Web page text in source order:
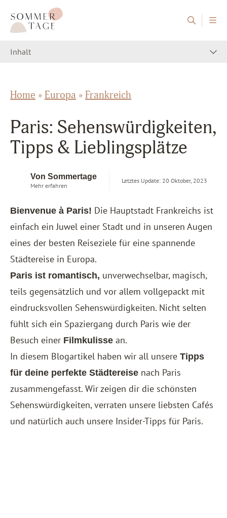
Zum Inhalt springen
Sommertage - Der Reiseblog aus Österreich
Inhalt
Home » Europa » Frankreich
Paris: Sehenswürdigkeiten,
Tipps & Lieblingsplätze
Von Sommertage
Mehr erfahren
Letztes Update: 20 Oktober, 2023
Bienvenue à Paris! Die Hauptstadt Frankreichs ist
einfach ein Juwel einer Stadt und in unseren Augen
eines der besten Reiseziele für eine spannende
Städtereise in Europa.
Paris ist romantisch, unverwechselbar, magisch,
teils gegensätzlich und vor allem vollgepackt mit
eindrucksvollen Sehenswürdigkeiten. Nicht selten
fühlt sich ein Spaziergang durch Paris wie der
Besuch einer Filmkulisse an.
In diesem Blogartikel haben wir all unsere Tipps
für deine perfekte Städtereise nach Paris
zusammengefasst. Wir zeigen dir die schönsten
Sehenswürdigkeiten, verraten unsere liebsten Cafés
und natürlich auch unsere Insider-Tipps für Paris.